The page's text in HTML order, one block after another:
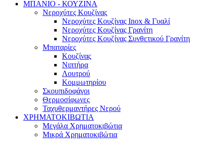
ΜΠΑΝΙΟ - ΚΟΥΖΙΝΑ
Νεροχύτες Κουζίνας
Νεροχύτες Κουζίνας Inox & Γυαλί
Νεροχύτες Κουζίνας Γρανίτη
Νεροχύτες Κουζίνας Συνθετικού Γρανίτη
Μπαταρίες
Κουζίνας
Νιπτήρα
Λουτρού
Κομμωτηρίου
Σκουπιδοφάγοι
Θερμοσίφωνες
Ταχυθερμαντήρες Νερού
ΧΡΗΜΑΤΟΚΙΒΩΤΙΑ
Μεγάλα Χρηματοκιβώτια
Μικρά Χρηματοκιβώτια